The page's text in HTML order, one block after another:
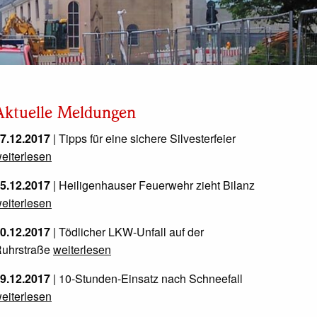
Meldungen
| Tipps für eine sichere Silvesterfeier
| Heiligenhauser Feuerwehr zieht Bilanz
| Tödlicher LKW-Unfall auf der
weiterlesen
| 10-Stunden-Einsatz nach Schneefall